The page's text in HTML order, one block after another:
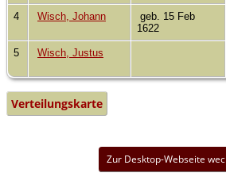
4 Wisch, Johann
geb. 15 Feb
1622
5 Wisch, Justus
Verteilungskarte
Zur Desktop-Webseite